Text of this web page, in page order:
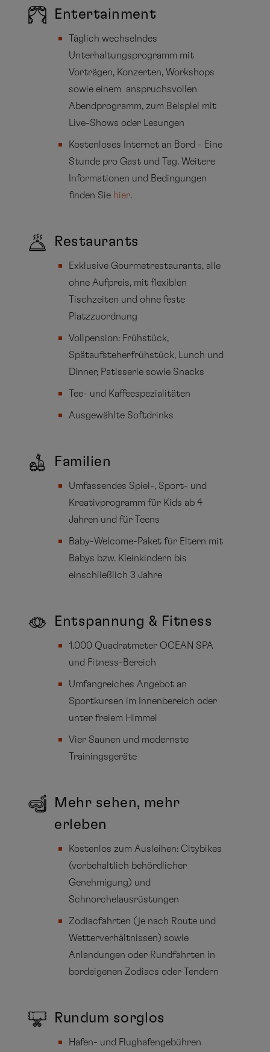
Entertainment
Täglich wechselndes
Unterhaltungsprogramm mit
Vorträgen, Konzerten, Workshops
sowie einem anspruchsvollen
Abendprogramm, zum Beispiel mit
Live-Shows oder Lesungen
Kostenloses Internet an Bord - Eine
Stunde pro Gast und Tag. Weitere
Informationen und Bedingungen
finden Sie hier.
Restaurants
Exklusive Gourmetrestaurants, alle
ohne Aufpreis, mit flexiblen
Tischzeiten und ohne feste
Platzzuordnung
Vollpension: Frühstück,
Spätaufsteherfrühstück, Lunch und
Dinner, Patisserie sowie Snacks
Tee- und Kaffeespezialitäten
Ausgewählte Softdrinks
Familien
Umfassendes Spiel-, Sport- und
Kreativprogramm für Kids ab 4
Jahren und für Teens
Baby-Welcome-Paket für Eltern mit
Babys bzw. Kleinkindern bis
einschließlich 3 Jahre
Entspannung & Fitness
1.000 Quadratmeter OCEAN SPA
und Fitness-Bereich
Umfangreiches Angebot an
Sportkursen im Innenbereich oder
unter freiem Himmel
Vier Saunen und modernste
Trainingsgeräte
Mehr sehen, mehr
erleben
Kostenlos zum Ausleihen: Citybikes
(vorbehaltlich behördlicher
Genehmigung) und
Schnorchelausrüstungen
Zodiacfahrten (je nach Route und
Wetterverhältnissen) sowie
Anlandungen oder Rundfahrten in
bordeigenen Zodiacs oder Tendern
Rundum sorglos
Hafen- und Flughafengebühren